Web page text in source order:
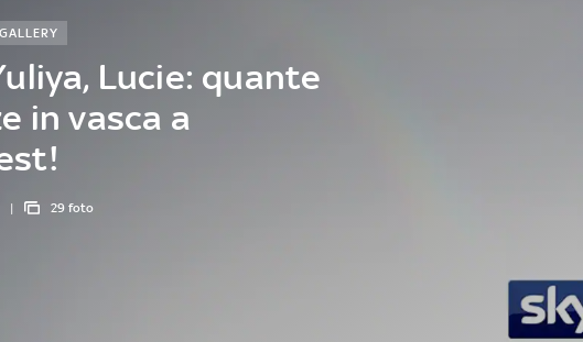
Lucie: quante
in vasca a
29 foto